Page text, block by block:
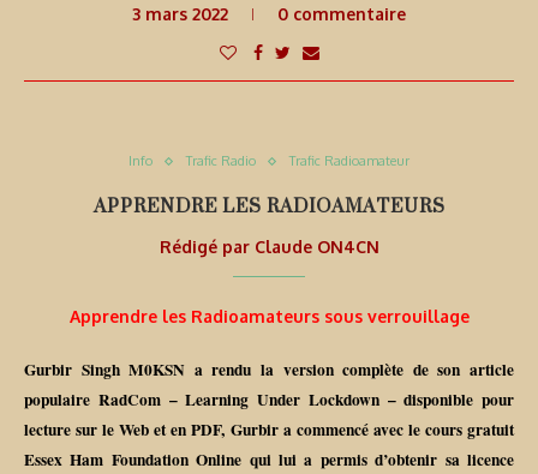
3 mars 2022 0 commentaire
Info Trafic Radio Trafic Radioamateur
APPRENDRE LES RADIOAMATEURS
Rédigé par Claude ON4CN
Apprendre les Radioamateurs sous verrouillage
Gurbir Singh M0KSN a rendu la version complète de son article
populaire RadCom – Learning Under Lockdown – disponible pour
lecture sur le Web et en PDF, Gurbir a commencé avec le cours gratuit
Essex Ham Foundation Online qui lui a permis d’obtenir sa licence